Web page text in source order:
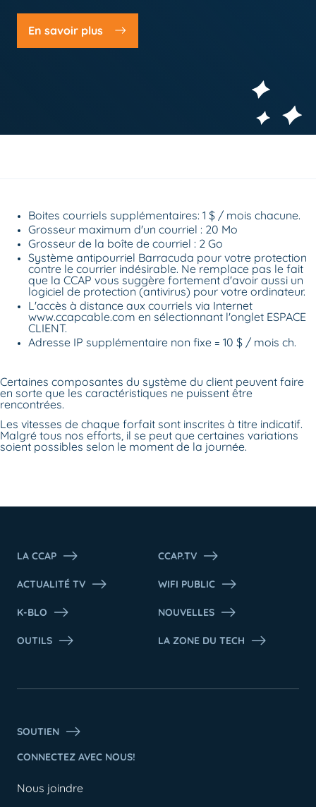
En savoir plus
Boites courriels supplémentaires: 1 $ / mois chacune.
Grosseur maximum d'un courriel : 20 Mo
Grosseur de la boîte de courriel : 2 Go
Système antipourriel Barracuda pour votre protection
contre le courrier indésirable. Ne remplace pas le fait
que la CCAP vous suggère fortement d'avoir aussi un
logiciel de protection (antivirus) pour votre ordinateur.
L'accès à distance aux courriels via Internet
www.ccapcable.com en sélectionnant l'onglet ESPACE
CLIENT.
Adresse IP supplémentaire non fixe = 10 $ / mois ch.
Certaines composantes du système du client peuvent faire
en sorte que les caractéristiques ne puissent être
rencontrées.
Les vitesses de chaque forfait sont inscrites à titre indicatif.
Malgré tous nos efforts, il se peut que certaines variations
soient possibles selon le moment de la journée.
LA CCAP CCAP.TV
ACTUALITÉ TV WIFI PUBLIC
K-BLO NOUVELLES
OUTILS LA ZONE DU TECH
SOUTIEN
CONNECTEZ AVEC NOUS!
Nous joindre